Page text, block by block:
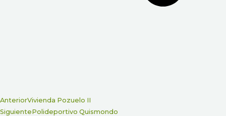
AnteriorVivienda Pozuelo II
SiguientePolideportivo Quismondo